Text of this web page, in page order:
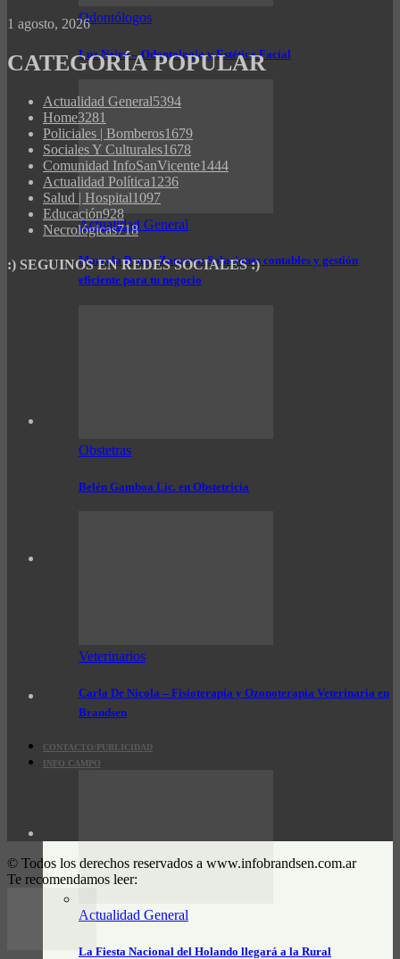
Odontólogos
Luz Neira – Odontología y Estética Facial
Actualidad General
Marcelo Bravo Zamora: Soluciones contables y gestión
eficiente para tu negocio
Obstetras
Belén Gamboa Lic. en Obstetricia
Veterinarios
Carla De Nicola – Fisioterapia y Ozonoterapia Veterinaria en
Brandsen
CONTACTO/PUBLICIDAD
INFO CAMPO
Actualidad General
La Fiesta Nacional del Holando llegará a la Rural
1 agosto, 2026
CATEGORÍA POPULAR
Actualidad General5394
Home3281
Policiales | Bomberos1679
Sociales Y Culturales1678
Comunidad InfoSanVicente1444
Actualidad Política1236
Salud | Hospital1097
Educación928
Necrológicas718
:) SEGUINOS EN REDES SOCIALES :)
© Todos los derechos reservados a www.infobrandsen.com.ar
Te recomendamos leer: